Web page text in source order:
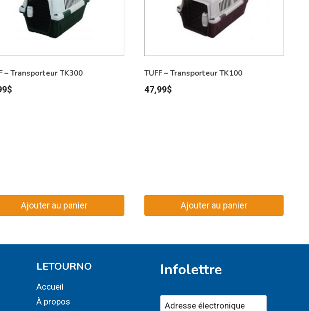
– Transporteur TK300
$
Ajouter au panier
TUFF – Transporteur TK100
47,99$
Ajouter au panier
LETOURNO
Accueil
À propos
Infolettre